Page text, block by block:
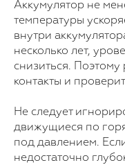
Аккумулятор не
температуры
внутри
несколько лет,
снизиться. Поэтому
контакты и
Не следует
движущиеся по
под давлением.
недостаточно